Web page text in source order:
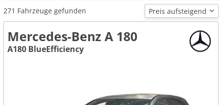
271 Fahrzeuge gefunden
Mercedes-Benz A 180
A180 BlueEfficiency